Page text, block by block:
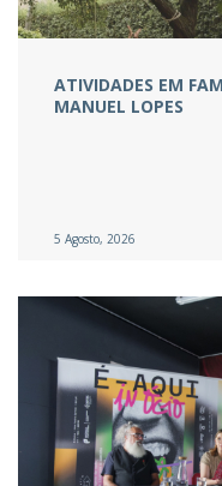
ATIVIDADES EM
MANUEL LOPES
5 Agosto, 2026